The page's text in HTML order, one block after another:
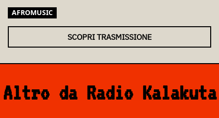
AFROMUSIC
SCOPRI TRASMISSIONE
Altro da Radio Kalakuta